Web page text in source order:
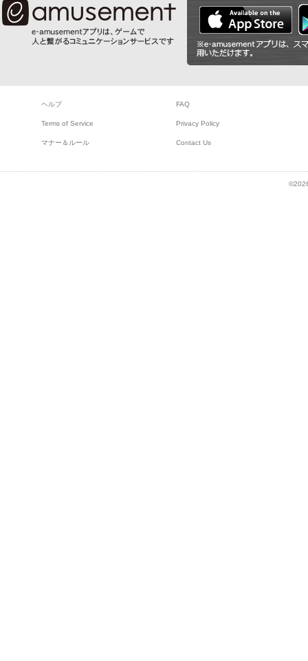
ヘルプ FAQ
Terms of Service Privacy Policy
マナー＆ルール Contact Us